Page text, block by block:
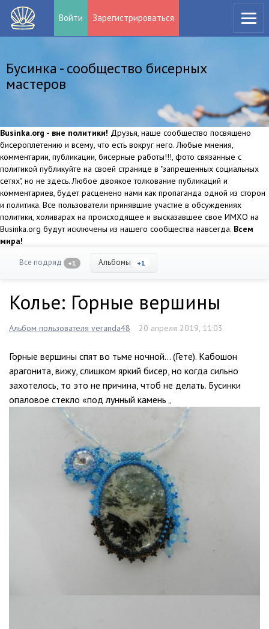
Войти Зарегистрироваться
Бусинка - сообщество бисерных
мастеров
Businka.org - вне политики! Друзья, наше сообщество посвящено
бисероплетению и всему, что есть вокруг него. Любые мнения,
комментарии, публикации, бисерные работы!!!, фото связанные с
политикой публикуйте на своей странице в "запрещенных социальных
сетях", но не здесь. Любое двоякое толкование публикаций и
комментариев, будет расценено нами как пропаганда одной из сторон
и политика. Все пользователи принявшие участие в обсуждениях
политики, холиварах на происходящее и высказавшее свое ИМХО на
Businka.org будут исключены из нашего сообщества навсегда. Всем
мира!
Все подряд +1 Альбомы +1
Колье: Горные вершины
Альбом пользователя veranda48 20 апреля 2019, 11:03
Горные вершины спят во тьме ночной… (Гете). Кабошон
арагонита, вижу, слишком яркий бисер, но когда сильно
захотелось, то это не причина, чтоб не делать. Бусинки
опаловое стекло «под лунный камень „